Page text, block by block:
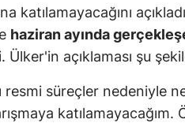
Denizli
Diyarbakır
Elazığ
katılamayacağını
haziran ayında
Ülker'in açıklaması şu
resmi süreçler nedeniyle